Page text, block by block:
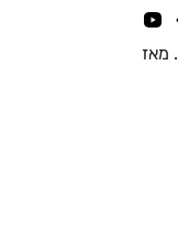
מאז